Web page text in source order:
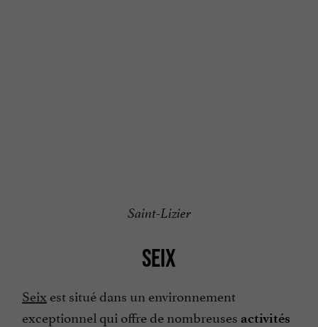
Saint-Lizier
SEIX
Seix est situé dans un environnement
exceptionnel qui offre de nombreuses activités